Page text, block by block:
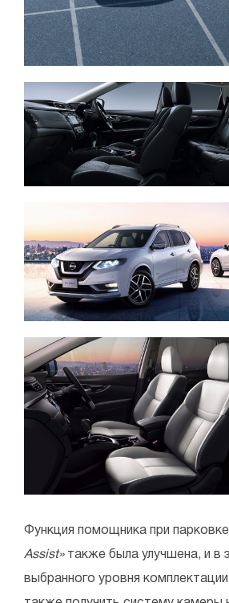
Функция помощника при парковке
Assist»также была улучшена, и в
выбранного уровня